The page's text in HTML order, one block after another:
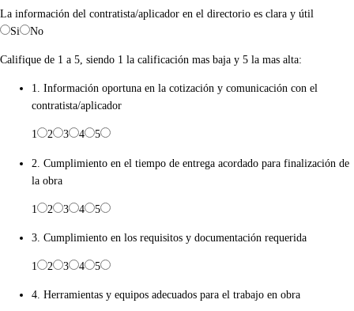
La información del contratista/aplicador en el directorio es clara y útil
Si
No
Califique de 1 a 5, siendo 1 la calificación mas baja y 5 la mas alta:
1. Información oportuna en la cotización y comunicación con el
contratista/aplicador
1 2 3 4 5
2. Cumplimiento en el tiempo de entrega acordado para finalización de
la obra
1 2 3 4 5
3. Cumplimiento en los requisitos y documentación requerida
1 2 3 4 5
4. Herramientas y equipos adecuados para el trabajo en obra